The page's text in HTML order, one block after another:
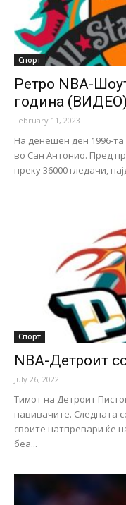
Спорт
Ретро NBA-
година (ВИДЕО)
February 11, 2023
На денешен ден 1996-та
во Сан Антонио. Пред
преку 36000 гледачи,
Спорт
NBA-Детроит
July 26, 2022
Тимот на Детроит
навивачите. Следната
своите натпревари ќе
беа...